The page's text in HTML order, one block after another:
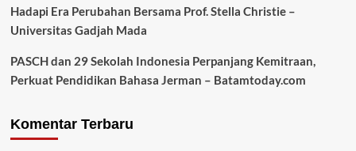
Hadapi Era Perubahan Bersama Prof. Stella Christie –
Universitas Gadjah Mada
PASCH dan 29 Sekolah Indonesia Perpanjang Kemitraan,
Perkuat Pendidikan Bahasa Jerman – Batamtoday.com
Komentar Terbaru